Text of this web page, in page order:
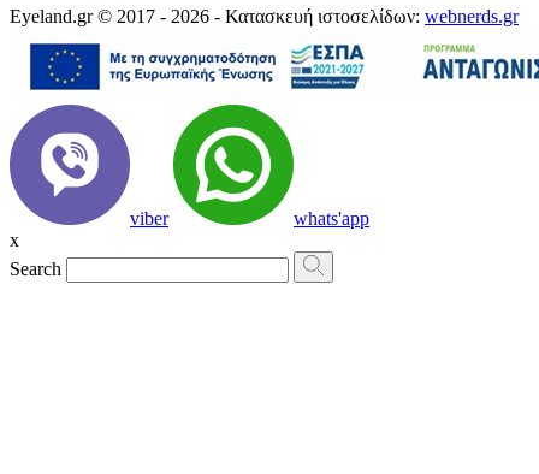
Eyeland.gr © 2017 - 2026 - Κατασκευή ιστοσελίδων: webnerds.gr
viber
whats'app
x
Search